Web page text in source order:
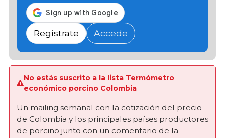
Regístrate Accede
No estás suscrito a la lista Termómetro
económico porcino Colombia
Un mailing semanal con la cotización del precio
de Colombia y los principales países productores
de porcino junto con un comentario de la